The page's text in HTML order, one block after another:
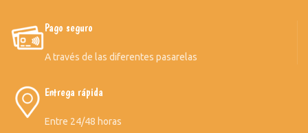
Pago seguro
A través de las diferentes pasarelas
Entrega rápida
Entre 24/48 horas